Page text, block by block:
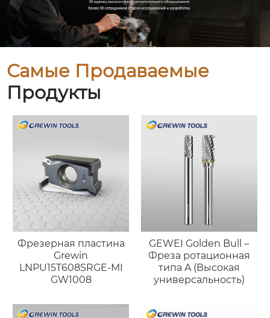
Самые Продаваемые
Продукты
Фрезерная пластина
Grewin
LNPU15T608SRGE-MI
GW1008
GEWEI Golden Bull –
Фреза ротационная
типа A (Высокая
универсальность)